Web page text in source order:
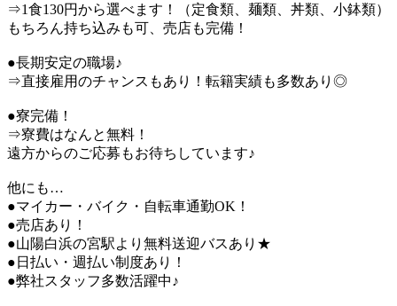
⇒1食130円から選べます！（定食類、麺類、丼類、小鉢類）
もちろん持ち込みも可、売店も完備！
●長期安定の職場♪
⇒直接雇用のチャンスもあり！転籍実績も多数あり◎
●寮完備！
⇒寮費はなんと無料！
遠方からのご応募もお待ちしています♪
他にも…
●マイカー・バイク・自転車通勤OK！
●売店あり！
●山陽白浜の宮駅より無料送迎バスあり★
●日払い・週払い制度あり！
●弊社スタッフ多数活躍中♪